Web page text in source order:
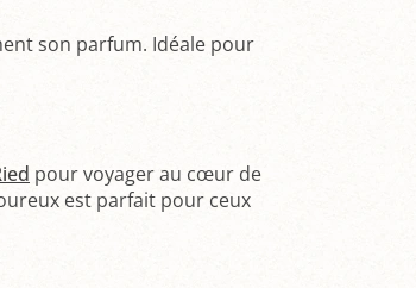
son parfum. Idéale pour
pour voyager au cœur de
est parfait pour ceux